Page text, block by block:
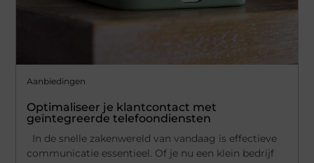
Aanbiedingen
Optimaliseer je klantcontact met
geïntegreerde telefoondiensten
In de snelle zakenwereld van vandaag is effectieve
communicatie essentieel. Of je nu een klein bedrijf